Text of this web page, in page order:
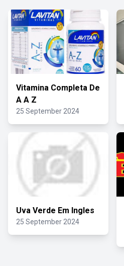
Vitamina Completa De
A A Z
25 September 2024
Uva Verde Em Ingles
25 September 2024